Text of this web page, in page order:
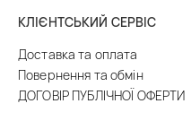
КЛІЄНТСЬКИЙ СЕРВІС
Доставка та оплата
Повернення та обмін
ДОГОВІР ПУБЛІЧНОЇ ОФЕРТИ